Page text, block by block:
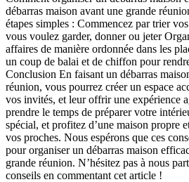
débarras maison avant une grande
étapes simples : Commencez par trier
vous voulez garder, donner ou jeter
affaires de manière ordonnée dans les
un coup de balai et de chiffon pour
Conclusion En faisant un débarras
réunion, vous pourrez créer un espace
vos invités, et leur offrir une expérience
prendre le temps de préparer votre
spécial, et profitez d’une maison propre
vos proches. Nous espérons que ces
pour organiser un débarras maison
grande réunion. N’hésitez pas à nous
conseils en commentant cet article !